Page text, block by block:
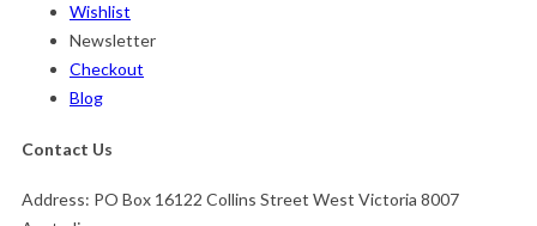
Wishlist
Newsletter
Checkout
Blog
Contact Us
Address: PO Box 16122 Collins Street West Victoria 8007